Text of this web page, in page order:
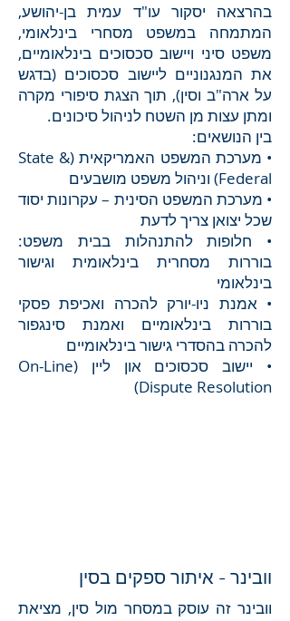
בהרצאה יסקור עו"ד עמית בן-יהושע,
המתמחה במשפט מסחרי בינלאומי,
משפט סיני ויישוב סכסוכים בינלאומיים,
את המנגנוניים ליישוב סכסוכים (בדגש
על ארה"ב וסין), תוך הצגת סיפורי מקרה
ומתן עצות מן השטח לניהול סיכונים.
בין הנושאים:
• מערכת המשפט האמריקאית (State &
Federal) וניהול משפט מושבעים
• מערכת המשפט הסינית – עקרונות יסוד
שכל יצואן צריך לדעת
• חלופות להתנהלות בבית משפט:
בוררות מסחרית בינלאומית וגישור
בינלאומי
• אמנת ניו-יורק להכרה ואכיפת פסקי
בוררות בינלאומיים ואמנת סינגפור
להכרה בהסדרי גישור בינלאומיים
• יישוב סכסוכים און ליין (On-Line
Dispute Resolution)
וובינר - איתור ספקים בסין
וובינר זה עוסק במסחר מול סין, מציאת